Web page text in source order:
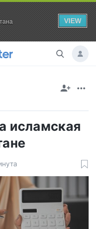
VIEW
исламская